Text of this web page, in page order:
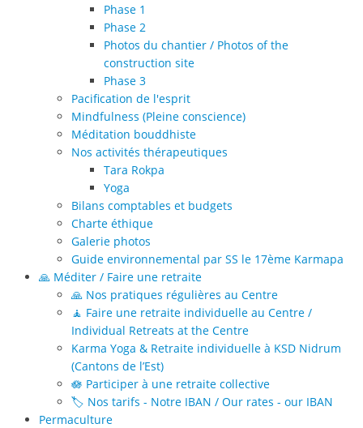
Phase 1
Phase 2
Photos du chantier / Photos of the
construction site
Phase 3
Pacification de l'esprit
Mindfulness (Pleine conscience)
Méditation bouddhiste
Nos activités thérapeutiques
Tara Rokpa
Yoga
Bilans comptables et budgets
Charte éthique
Galerie photos
Guide environnemental par SS le 17ème Karmapa
🙏 Méditer / Faire une retraite
🙏 Nos pratiques régulières au Centre
🧘 Faire une retraite individuelle au Centre /
Individual Retreats at the Centre
Karma Yoga & Retraite individuelle à KSD Nidrum
(Cantons de l’Est)
🪷 Participer à une retraite collective
🏷️ Nos tarifs - Notre IBAN / Our rates - our IBAN
Permaculture